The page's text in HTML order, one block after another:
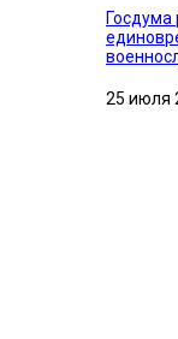
Госдума
25 июля